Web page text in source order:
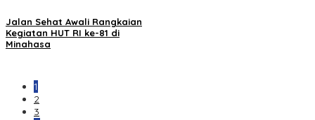
Jalan Sehat Awali Rangkaian
Kegiatan HUT RI ke-81 di
Minahasa
1
2
3